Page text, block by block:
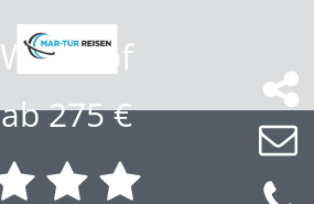
Wieshof
ab 275 €